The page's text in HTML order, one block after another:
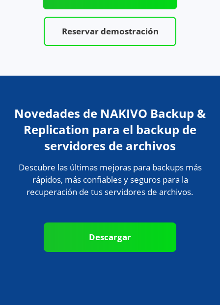
Reservar demostración
Novedades de NAKIVO Backup &
Replication para el backup de
servidores de archivos
Descubre las últimas mejoras para backups más
rápidos, más confiables y seguros para la
recuperación de tus servidores de archivos.
Descargar